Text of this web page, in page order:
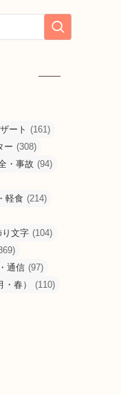
ート (161)
ー (308)
・事故 (94)
軽食 (214)
り文字 (104)
通信 (97)
春）
(110)